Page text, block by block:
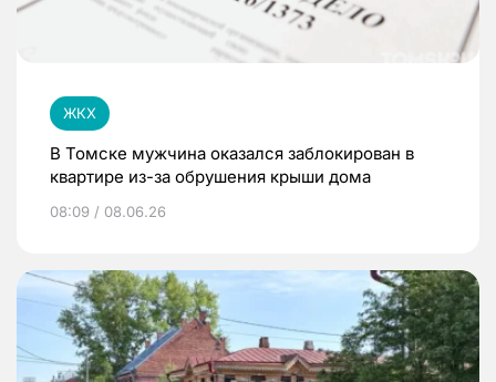
ЖКХ
В Томске мужчина оказался заблокирован в
квартире из-за обрушения крыши дома
08:09 / 08.06.26